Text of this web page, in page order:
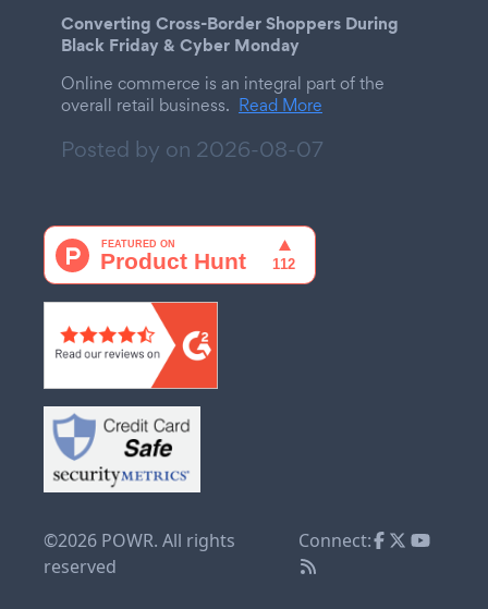
Converting Cross-Border Shoppers During
Black Friday & Cyber Monday
Online commerce is an integral part of the
overall retail business. Read More
Posted by on 2026-08-07
©2026 POWR. All rights
reserved
Connect: